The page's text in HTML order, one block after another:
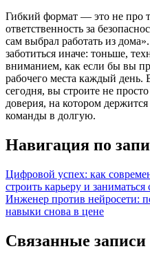
Гибкий формат — это не про
ответственность за
сам выбрал работать из
заботиться иначе: тоньше,
вниманием, как если бы вы
рабочего места каждый день.
сегодня, вы строите не
доверия, на котором
команды в долгую.
Навигация по
Цифровой успех: как
строить карьеру и
Инженер против нейросети:
навыки снова в цене
Связанные записи